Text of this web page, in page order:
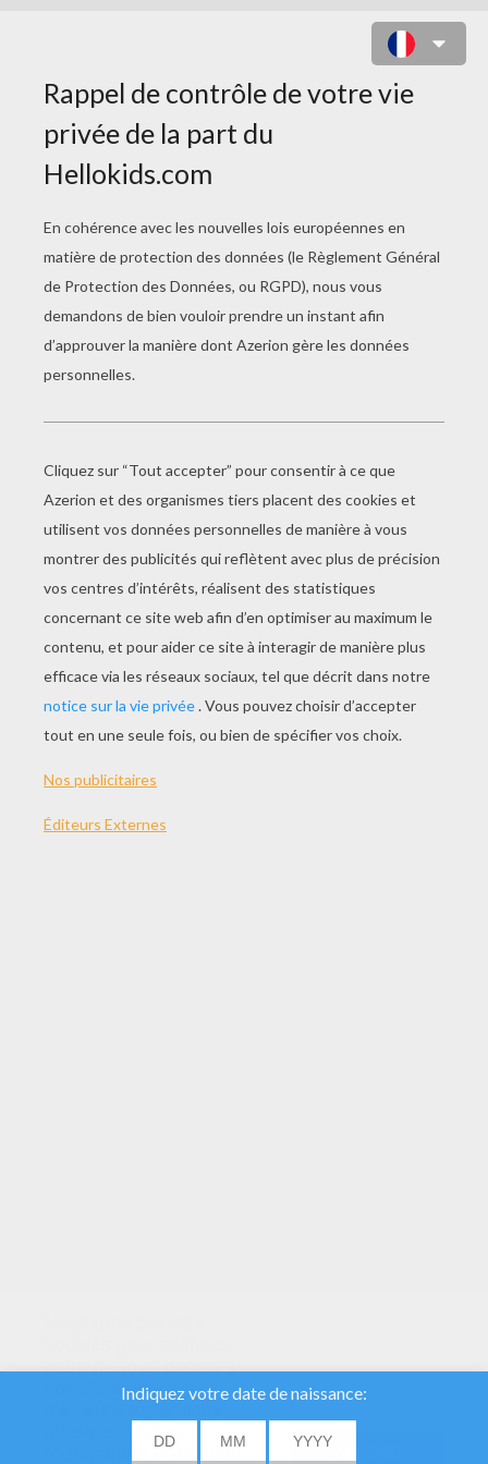
MINI-SAC LAPIN
THÈMES: Fête Des Mères Lapin
NOTER CETTE PAGE
notre trafic et donner à
nos utilisateurs la
meilleure expérience
utilisateur. Nous
fournissons également